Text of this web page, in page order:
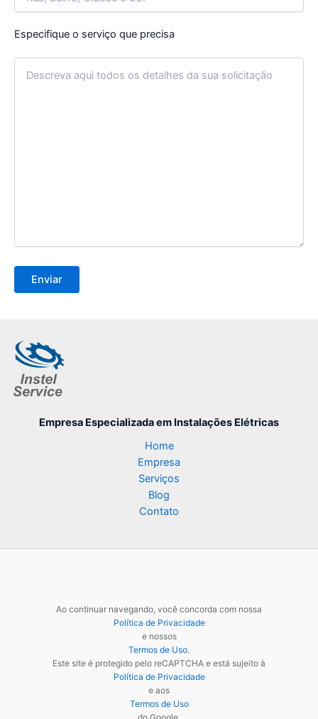
Especifique o serviço que precisa
Empresa Especializadaem Instalações Elétricas
Home
Empresa
Serviços
Blog
Contato
Ao continuar navegando, você concorda com nossa
Política de Privacidade
e nossos
Termos de Uso.
Este site é protegido pelo reCAPTCHA e está sujeito à
Política de Privacidade
e aos
Termos de Uso